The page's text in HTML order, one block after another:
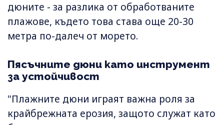
дюните - за разлика от обработваните
плажове, където това става още 20-30
метра по-далеч от морето.
Пясъчните дюни като инструмент
за устойчивост
"Плажните дюни играят важна роля за
крайбрежната ерозия, защото служат като